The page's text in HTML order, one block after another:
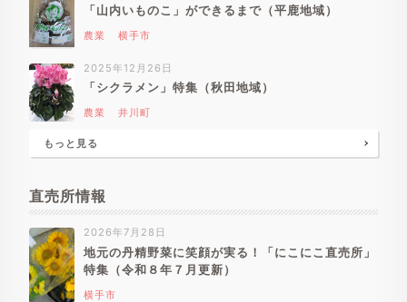
「山内いものこ」ができるまで（平鹿地域）
農業 横手市
2025年12月26日
「シクラメン」特集（秋田地域）
農業 井川町
もっと見る
直売所情報
2026年7月28日
地元の丹精野菜に笑顔が実る！「にこにこ直売所」
特集（令和８年７月更新）
横手市